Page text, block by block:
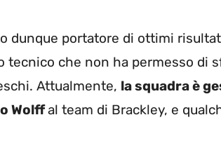
dunque portatore di ottimi
tecnico che non ha permesso di
Attualmente, la squadra è
Wolffal team di Brackley, e